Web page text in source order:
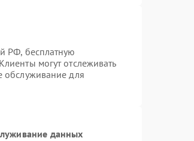
РФ, бесплатную
могут отслеживать
обслуживание для
данных